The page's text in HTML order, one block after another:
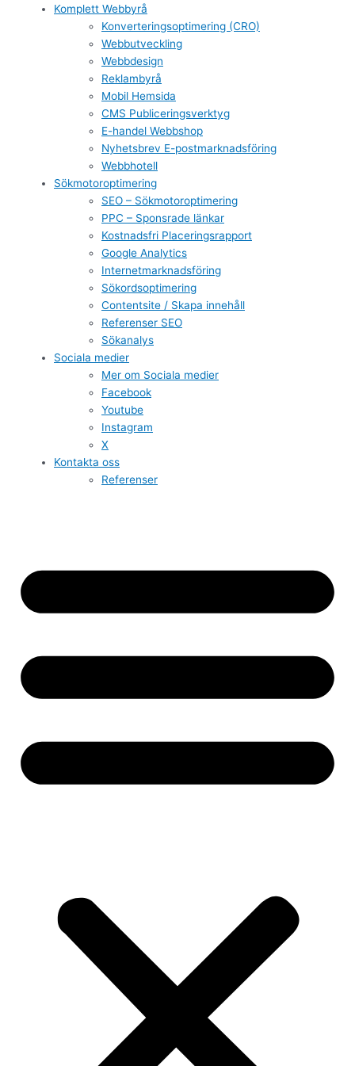
Komplett Webbyrå
Konverteringsoptimering (CRO)
Webbutveckling
Webbdesign
Reklambyrå
Mobil Hemsida
CMS Publiceringsverktyg
E-handel Webbshop
Nyhetsbrev E-postmarknadsföring
Webbhotell
Sökmotoroptimering
SEO – Sökmotoroptimering
PPC – Sponsrade länkar
Kostnadsfri Placeringsrapport
Google Analytics
Internetmarknadsföring
Sökordsoptimering
Contentsite / Skapa innehåll
Referenser SEO
Sökanalys
Sociala medier
Mer om Sociala medier
Facebook
Youtube
Instagram
X
Kontakta oss
Referenser